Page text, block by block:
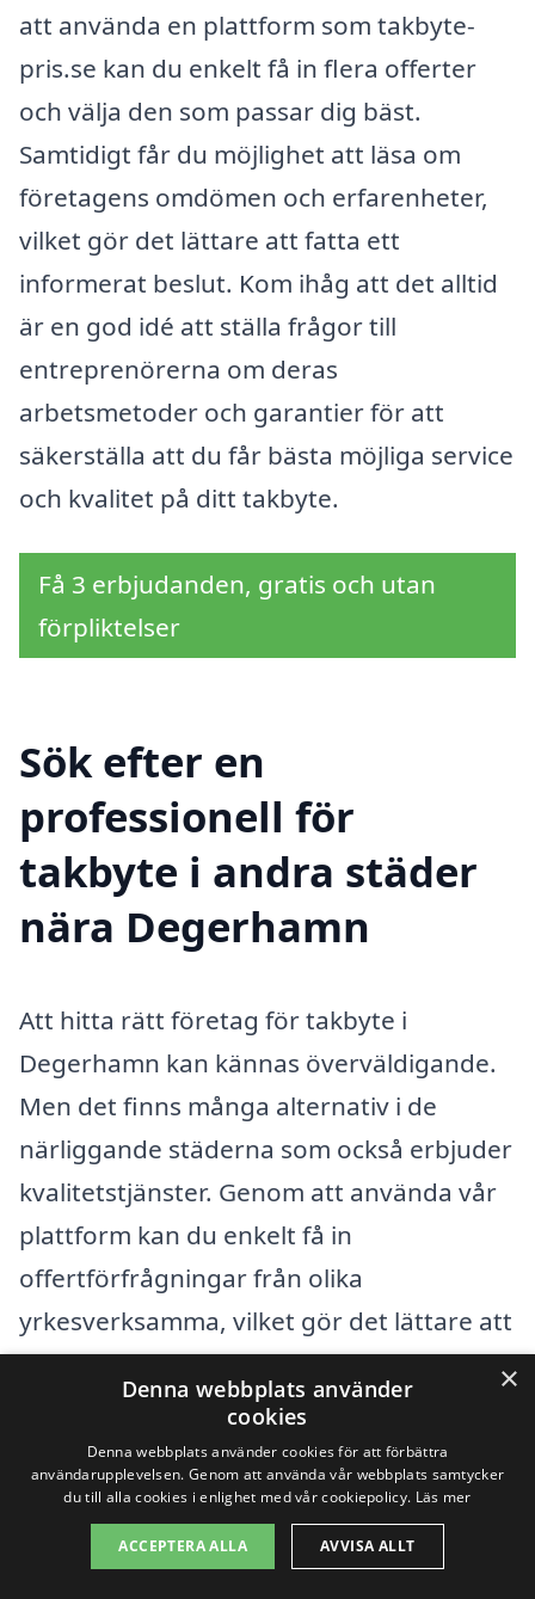
att använda en plattform som takbyte-
pris.se kan du enkelt få in flera offerter
och välja den som passar dig bäst.
Samtidigt får du möjlighet att läsa om
företagens omdömen och erfarenheter,
vilket gör det lättare att fatta ett
informerat beslut. Kom ihåg att det alltid
är en god idé att ställa frågor till
entreprenörerna om deras
arbetsmetoder och garantier för att
säkerställa att du får bästa möjliga service
och kvalitet på ditt takbyte.
Få 3 erbjudanden, gratis och utan
förpliktelser
Sök efter en
professionell för
takbyte i andra städer
nära Degerhamn
Att hitta rätt företag för takbyte i
Degerhamn kan kännas överväldigande.
Men det finns många alternativ i de
närliggande städerna som också erbjuder
kvalitetstjänster. Genom att använda vår
plattform kan du enkelt få in
offertförfrågningar från olika
yrkesverksamma, vilket gör det lättare att
fatta ett informerat beslut.
Några av de städer där du kan hitta
pålitliga takbyte-företag inkluderar:
Mörbylånga
×
Denna webbplats använder
cookies
Denna webbplats använder cookies för att förbättra
användarupplevelsen. Genom att använda vår webbplats samtycker
du till alla cookies i enlighet med vår cookiepolicy. Läs mer
ACCEPTERA ALLA AVVISA ALLT